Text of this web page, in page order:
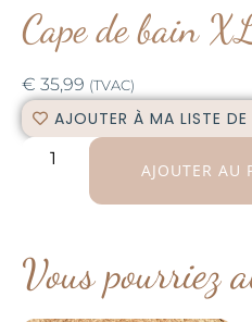
Cape de bain
€ 35,99 (TVAC)
AJOUTER À MA LISTE
AJOUTER AU
Vous pourriez